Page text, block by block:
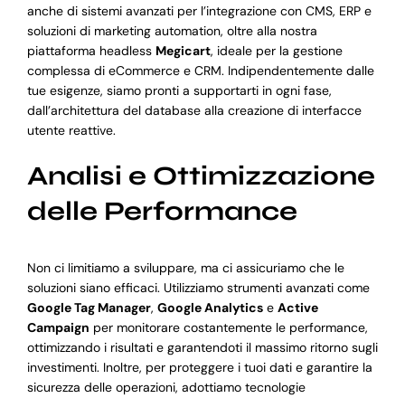
anche di sistemi avanzati per l’integrazione con CMS, ERP e
soluzioni di marketing automation, oltre alla nostra
piattaforma headless Megicart, ideale per la gestione
complessa di eCommerce e CRM. Indipendentemente dalle
tue esigenze, siamo pronti a supportarti in ogni fase,
dall’architettura del database alla creazione di interfacce
utente reattive.
Analisi e Ottimizzazione
delle Performance
Non ci limitiamo a sviluppare, ma ci assicuriamo che le
soluzioni siano efficaci. Utilizziamo strumenti avanzati come
Google Tag Manager, Google Analyticse Active
Campaign per monitorare costantemente le performance,
ottimizzando i risultati e garantendoti il massimo ritorno sugli
investimenti. Inoltre, per proteggere i tuoi dati e garantire la
sicurezza delle operazioni, adottiamo tecnologie